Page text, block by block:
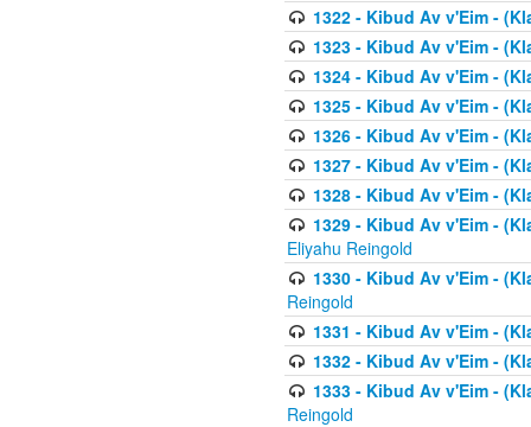
1322 - Kibud Av v'Eim -
1323 - Kibud Av v'Eim -
1324 - Kibud Av v'Eim -
1325 - Kibud Av v'Eim -
1326 - Kibud Av v'Eim -
1327 - Kibud Av v'Eim -
1328 - Kibud Av v'Eim -
1329 - Kibud Av v'Eim -
Eliyahu Reingold
1330 - Kibud Av v'Eim -
Reingold
1331 - Kibud Av v'Eim -
1332 - Kibud Av v'Eim -
1333 - Kibud Av v'Eim -
Reingold